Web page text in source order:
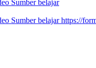
Sumber belajar
Sumber belajar https://